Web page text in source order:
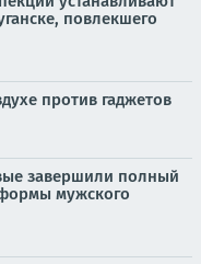
повлекшего
против гаджетов
завершили полный
мужского